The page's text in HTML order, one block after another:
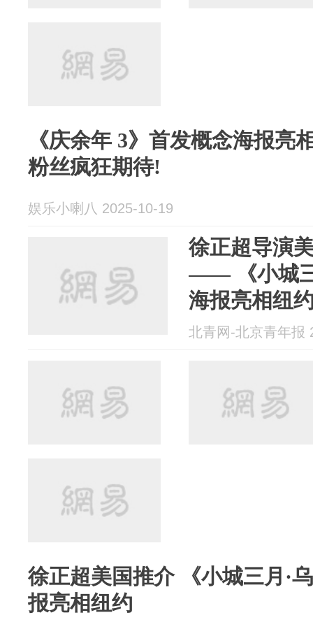
《庆余年 3》首发概念海报亮
粉丝疯狂期待!
娱乐小喇八 2025-10-19
徐正超导演
—— 《小城
海报亮相纽
北青网-北京青年报
徐正超美国推介 《小城三月
报亮相纽约